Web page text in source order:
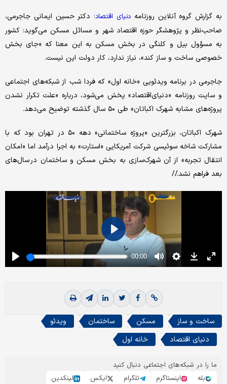
به گزارش گروه آنلاین روزنامه دنیای اقتصاد؛ دکتر حسین ایمانی جاجرمی،
صاحب‌نظر و پژوهشگر حوزه اقتصاد شهر و مسائل مسکن می‌گوید: کشور
به مسؤول بیل و کلنگی در بخش مسکن به این معنا که «جای بخش
خصوصی ساخت و ساز کند»، نیاز ندارد، کار دولت این نیست.
جاجرمی در برنامه ویدئویی «خانه اول» که فردا شب از شبکه‌های اجتماعی
و سایت روزنامه «دنیای‌اقتصاد» پخش می‌شود، درباره «علت تکرار نشدن
پروژه‌های مشابه شهرک اکباتان» طی ۵۰ سال گذشته توضیح می‌دهد.
شهرک اکباتان، بزرگترین «پروژه ساختمانی» دهه ۵۰ در تهران بود که با
مشارکت شاخه سوئیسی شرکت آمریکایی «استارت» به اجرا درآمد اما «امکان
انتقال تجربه» از آن شهرک‌‌سازی به بخش مسکن و ساختمان در سال‌های
بعد فراهم نشد.//
ساخت و ساز مسکن ساختمان
ویدئو
دنیای اقتصاد
خانه اول
ما را در شبکه‌های اجتماعی دنبال کنید
بله
اینستاگرم تلگرام ایکس لینکدین